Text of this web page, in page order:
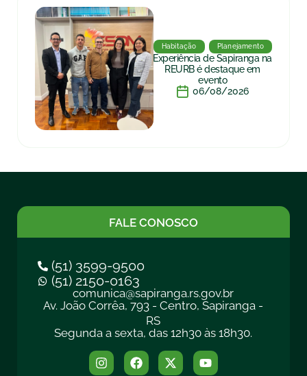
Habitação Planejamento
Experiência de Sapiranga na
REURB é destaque em
evento
06/08/2026
FALE CONOSCO
(51) 3599-9500
(51) 2150-0163
comunica@sapiranga.rs.gov.br
Av. João Corrêa, 793 - Centro, Sapiranga -
RS
Segunda a sexta, das 12h30 às 18h30.